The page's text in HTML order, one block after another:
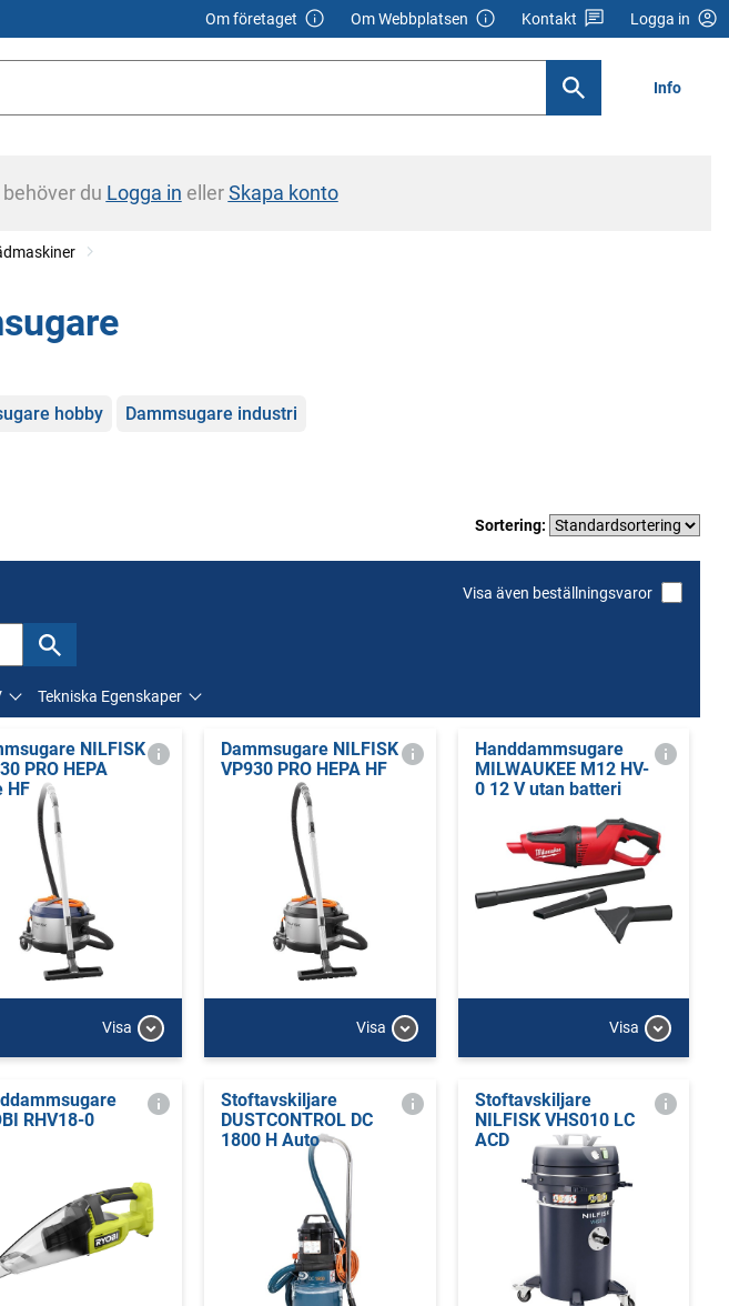
Om företaget Om Webbplatsen Kontakt Logga in
Info
du Logga in ellerSkapa konto
hobby Dammsugare industri
Sortering:
Visa även beställningsvaror
Tekniska Egenskaper
NILFISK
PRO HEPA
HF
Visa
Dammsugare NILFISK
VP930 PRO HEPA HF
Visa
Handdammsugare
MILWAUKEE M12 HV-
0 12 V utan batteri
Visa
RHV18-0
Stoftavskiljare
DUSTCONTROL DC
1800 H Auto
Stoftavskiljare
NILFISK VHS010 LC
ACD